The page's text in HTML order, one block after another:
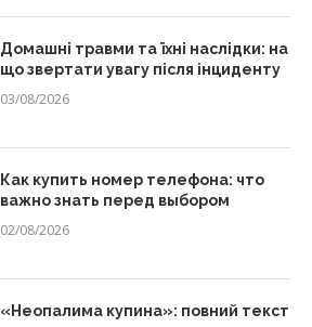
Домашні травми та їхні наслідки: на
що звертати увагу після інциденту
03/08/2026
Как купить номер телефона: что
важно знать перед выбором
02/08/2026
«Неопалима купина»: повний текст